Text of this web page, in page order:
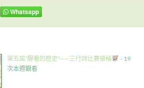
Whatsapp
第五屆”醒著的歷史”——三行詩比賽徵稿
- 19
次本週觀看